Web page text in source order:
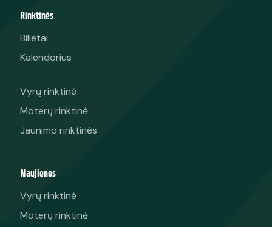
Rinktinės
Bilietai
Kalendorius
Vyrų rinktinė
Moterų rinktinė
Jaunimo rinktinės
Naujienos
Vyrų rinktinė
Moterų rinktinė